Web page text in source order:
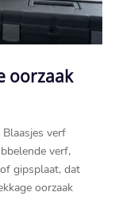
oorzaak
verf
verf,
gipsplaat, dat
oorzaak